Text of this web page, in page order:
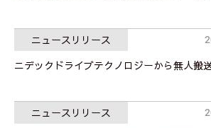
ニュースリリース
ニデックドライブテクノロジーから無人搬
ニュースリリース